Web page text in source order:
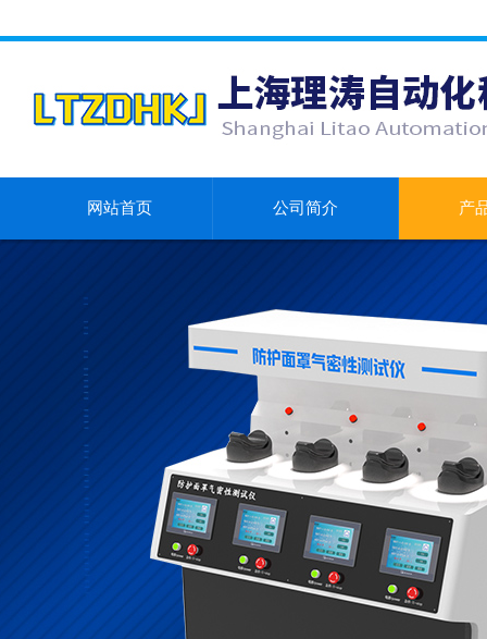
网站首页 公司简介 产